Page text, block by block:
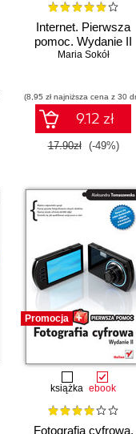
Internet. Pierwsza
pomoc. Wydanie II
Maria Sokół
(8,95 zł najniższa cena z 30
9.12 zł
17.90zł (-49%)
Promocja
książka ebook
Fotografia cyfrowa.